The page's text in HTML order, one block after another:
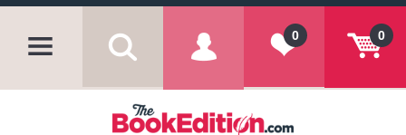
0
0